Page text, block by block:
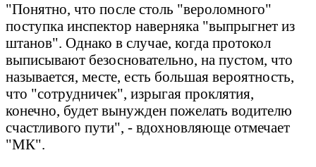
"Понятно, что после столь "вероломного"
поступка инспектор наверняка "выпрыгнет из
штанов". Однако в случае, когда протокол
выписывают безосновательно, на пустом, что
называется, месте, есть большая вероятность,
что "сотрудничек", изрыгая проклятия,
конечно, будет вынужден пожелать водителю
счастливого пути", - вдохновляюще отмечает
"МК".